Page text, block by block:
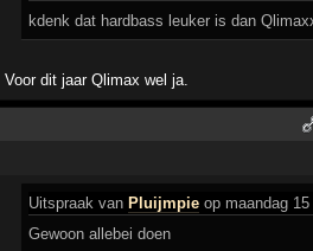
kdenk dat hardbass leuker is dan
Voor dit jaar Qlimax wel ja.
Uitspraak vanPluijmpie op maandag
Gewoon allebei doen